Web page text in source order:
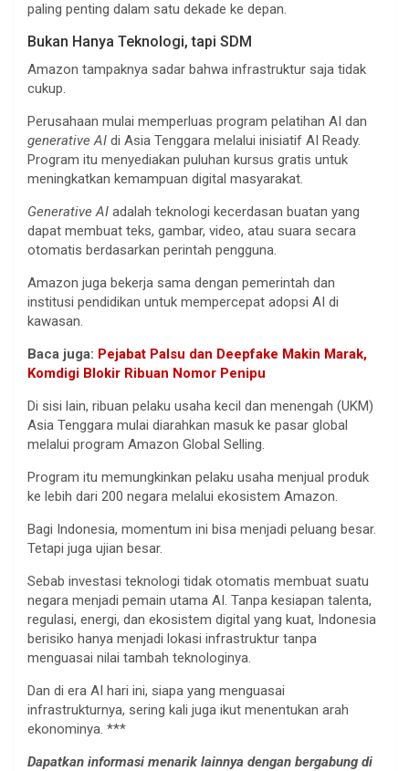
paling penting dalam satu dekade ke depan.
Bukan Hanya Teknologi, tapi SDM
Amazon tampaknya sadar bahwa infrastruktur saja tidak
cukup.
Perusahaan mulai memperluas program pelatihan AI dan
generative AI di Asia Tenggara melalui inisiatif AI Ready.
Program itu menyediakan puluhan kursus gratis untuk
meningkatkan kemampuan digital masyarakat.
Generative AI adalah teknologi kecerdasan buatan yang
dapat membuat teks, gambar, video, atau suara secara
otomatis berdasarkan perintah pengguna.
Amazon juga bekerja sama dengan pemerintah dan
institusi pendidikan untuk mempercepat adopsi AI di
kawasan.
Baca juga: Pejabat Palsu dan Deepfake Makin Marak,
Komdigi Blokir Ribuan Nomor Penipu
Di sisi lain, ribuan pelaku usaha kecil dan menengah (UKM)
Asia Tenggara mulai diarahkan masuk ke pasar global
melalui program Amazon Global Selling.
Program itu memungkinkan pelaku usaha menjual produk
ke lebih dari 200 negara melalui ekosistem Amazon.
Bagi Indonesia, momentum ini bisa menjadi peluang besar.
Tetapi juga ujian besar.
Sebab investasi teknologi tidak otomatis membuat suatu
negara menjadi pemain utama AI. Tanpa kesiapan talenta,
regulasi, energi, dan ekosistem digital yang kuat, Indonesia
berisiko hanya menjadi lokasi infrastruktur tanpa
menguasai nilai tambah teknologinya.
Dan di era AI hari ini, siapa yang menguasai
infrastrukturnya, sering kali juga ikut menentukan arah
ekonominya. ***
Dapatkan informasi menarik lainnya dengan bergabung di